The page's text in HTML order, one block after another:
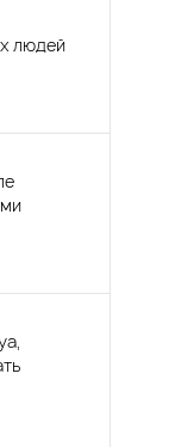
людей